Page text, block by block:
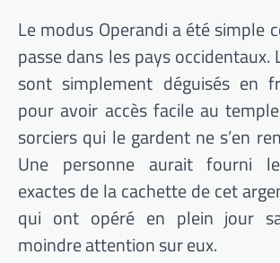
Le modus Operandi a été simple
passe dans les pays occidentaux.
sont simplement déguisés en
pour avoir accès facile au
sorciers qui le gardent ne s’en
Une personne aurait fourni
exactes de la cachette de cet
qui ont opéré en plein jour
moindre attention sur eux.